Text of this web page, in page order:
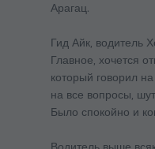
Арагац.
Гид Айк, водитель
Главное, хочется
который говорил
на все вопросы,
Было спокойно и